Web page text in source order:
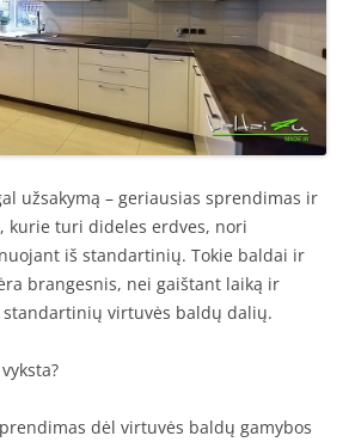
užsakymą – geriausias sprendimas ir
kurie turi dideles erdves, nori
iš standartinių. Tokie baldai ir
brangesnis, nei gaištant laiką ir
virtuvės baldų dalių.
dėl virtuvės baldų gamybos